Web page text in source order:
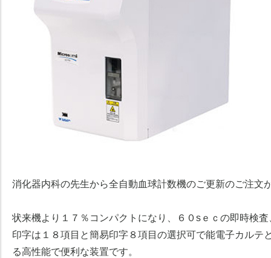
消化器内科の先生から全自動血球計数機のご更新のご注文
状来機より１７％コンパクトになり、６０sｅｃの即時検
印字は１８項目と簡易印字８項目の選択可で能電子カルテ
る高性能で便利な装置です。